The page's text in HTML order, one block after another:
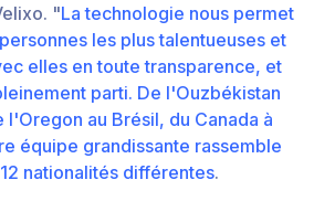
"La technologie nous permet
les plus talentueuses et
elles en toute transparence, et
parti. De l'Ouzbékistan
l'Oregon au Brésil, du Canada à
équipe grandissante rassemble
nationalités différentes.